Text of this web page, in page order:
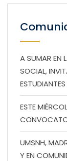
A SUMAR EN
SOCIAL,
ESTE
UMSNH,
Y EN